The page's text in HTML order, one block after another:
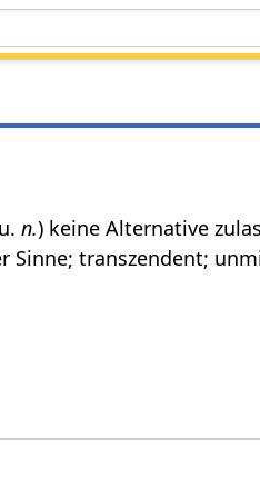
u.n.) keine Alternative
Sinne; transzendent;